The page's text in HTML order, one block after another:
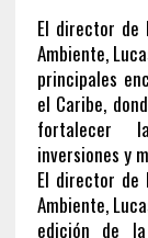
El director de
Ambiente,
principales
el Caribe,
fortalecer
inversiones y
El director de
Ambiente,
edición de